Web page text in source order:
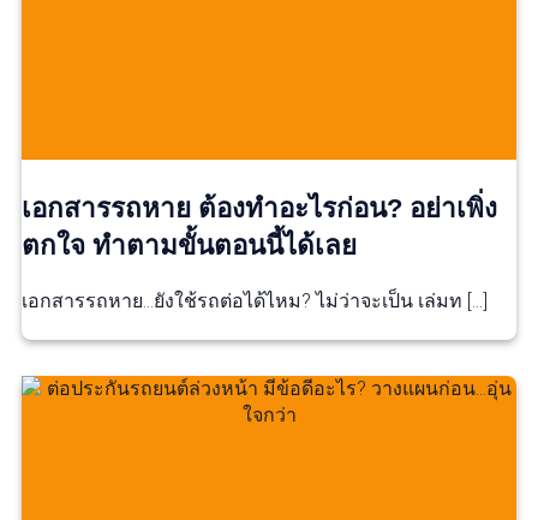
เอกสารรถหาย ต้องทำอะไรก่อน? อย่าเพิ่ง
ตกใจ ทำตามขั้นตอนนี้ได้เลย
เอกสารรถหาย…ยังใช้รถต่อได้ไหม? ไม่ว่าจะเป็น เล่มท […]